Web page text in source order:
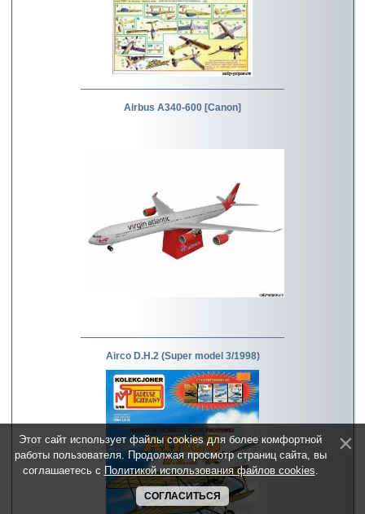
Airbus A340-600 [Canon]
Airco D.H.2 (Super model 3/1998)
Этот сайт использует файлы cookies для более комфортной
работы пользователя. Продолжая просмотр страниц сайта, вы
соглашаетесь с Политикой использования файлов cookies.
СОГЛАСИТЬСЯ